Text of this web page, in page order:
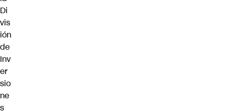
Di
vis
ión
de
Inv
er
sio
ne
s